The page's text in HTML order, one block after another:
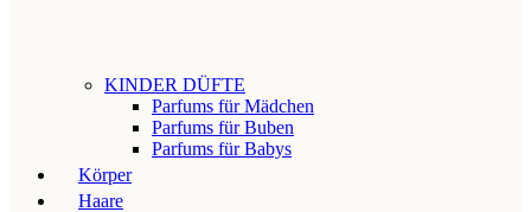
KINDER DÜFTE
Parfums für Mädchen
Parfums für Buben
Parfums für Babys
Körper
Haare